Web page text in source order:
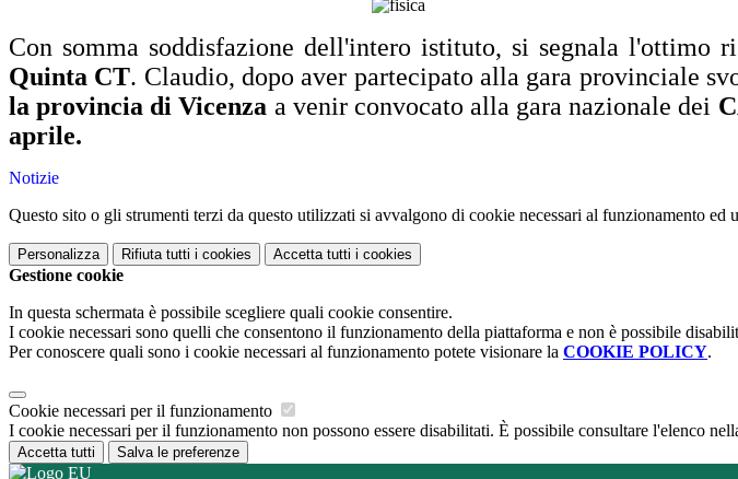
Con somma soddisfazione dell'intero istituto, si segnala l'ottimo
Quinta CT. Claudio, dopo aver partecipato alla gara provinciale
la provincia di Vicenza a venir convocato alla gara nazionale dei
aprile.
Notizie
Questo sito o gli strumenti terzi da questo utilizzati si avvalgono di cookie necessari al funzionamento ed
Personalizza Rifiuta tutti i cookies Accetta tutti i cookies
Gestione cookie
In questa schermata è possibile scegliere quali cookie consentire.
I cookie necessari sono quelli che consentono il funzionamento della piattaforma e non è possibile
Per conoscere quali sono i cookie necessari al funzionamento potete visionare la COOKIE POLICY.
Cookie necessari per il funzionamento
I cookie necessari per il funzionamento non possono essere disabilitati. È possibile consultare l'elenco
Accetta tutti Salva le preferenze